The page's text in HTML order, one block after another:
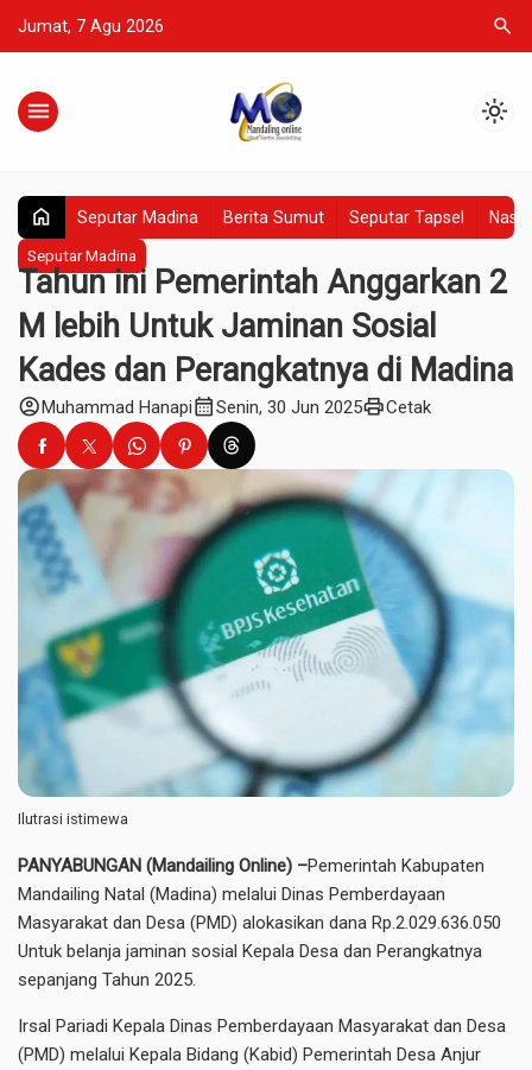
Jumat, 7 Agu 2026 search
menu light_mode
home Seputar Madina Berita Sumut Seputar Tapsel
Seputar Madina
Tahun ini Pemerintah Anggarkan 2
M lebih Untuk Jaminan Sosial
Kades dan Perangkatnya di Madina
account_circleMuhammad Hanapicalendar_monthSenin, 30 Jun 2025printCetak
Ilutrasi istimewa
PANYABUNGAN (Mandailing Online) –Pemerintah Kabupaten
Mandailing Natal (Madina) melalui Dinas Pemberdayaan
Masyarakat dan Desa (PMD) alokasikan dana Rp.2.029.636.050
Untuk belanja jaminan sosial Kepala Desa dan Perangkatnya
sepanjang Tahun 2025.
Irsal Pariadi Kepala Dinas Pemberdayaan Masyarakat dan Desa
(PMD) melalui Kepala Bidang (Kabid) Pemerintah Desa Anjur